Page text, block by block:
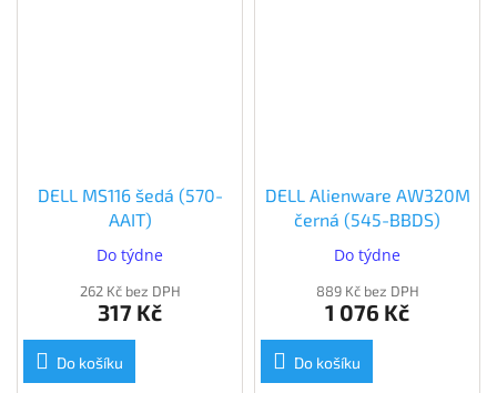
DELL MS116 šedá (570-
AAIT)
Do týdne
262 Kč bez DPH
317 Kč
Do košíku
DELL Alienware AW320M
černá (545-BBDS)
Do týdne
889 Kč bez DPH
1 076 Kč
Do košíku